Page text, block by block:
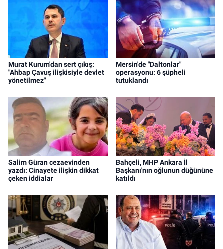
Murat Kurum'dan sert çıkış:
"Ahbap Çavuş ilişkisiyle devlet
yönetilmez"
Mersin'de "Daltonlar"
operasyonu: 6 şüpheli
tutuklandı
Salim Güran cezaevinden
yazdı: Cinayete ilişkin dikkat
çeken iddialar
Bahçeli, MHP Ankara İl
Başkanı'nın oğlunun düğününe
katıldı